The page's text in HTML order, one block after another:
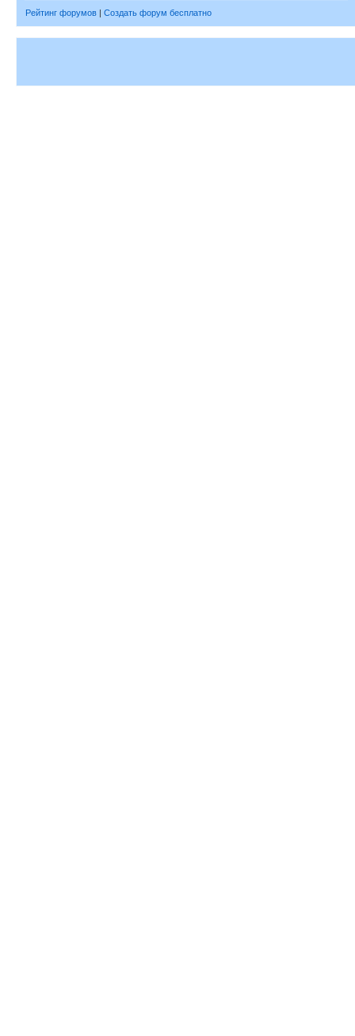
Рейтинг форумов | Создать форум бесплатно